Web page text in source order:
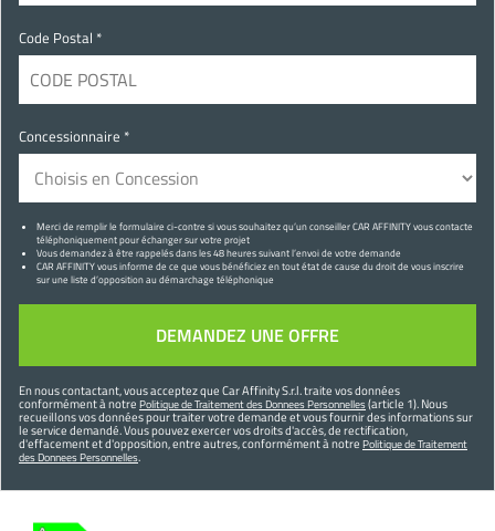
Code Postal *
Concessionnaire *
Merci de remplir le formulaire ci-contre si vous souhaitez qu’un conseiller CAR AFFINITY vous contacte
téléphoniquement pour échanger sur votre projet
Vous demandez à être rappelés dans les 48 heures suivant l’envoi de votre demande
CAR AFFINITY vous informe de ce que vous bénéficiez en tout état de cause du droit de vous inscrire
sur une liste d’opposition au démarchage téléphonique
En nous contactant, vous acceptez que Car Affinity S.r.l. traite vos données
conformément à notre Politique de Traitement des Donnees Personnelles(article 1). Nous
recueillons vos données pour traiter votre demande et vous fournir des informations sur
le service demandé. Vous pouvez exercer vos droits d'accès, de rectification,
d'effacement et d'opposition, entre autres, conformément à notre Politique de Traitement
des Donnees Personnelles.